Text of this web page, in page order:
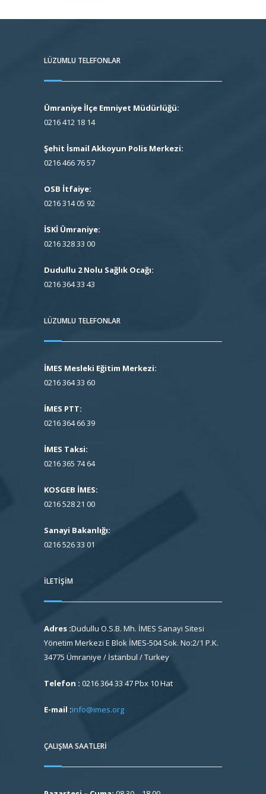
LÜZUMLU TELEFONLAR
Ümraniye İlçe Emniyet Müdürlüğü:
0216 412 18 14
Şehit İsmail Akkoyun Polis Merkezi:
0216 466 76 57
OSB İtfaiye:
0216 314 05 92
İSKİ Ümraniye:
0216 328 33 00
Dudullu 2 Nolu Sağlık Ocağı:
0216 364 33 43
LÜZUMLU TELEFONLAR
İMES Mesleki Eğitim Merkezi:
0216 364 33 60
İMES PTT:
0216 364 66 39
İMES Taksi:
0216 365 74 64
KOSGEB İMES:
0216 528 21 00
Sanayi Bakanlığı:
0216 526 33 01
İLETIŞIM
Adres :Dudullu O.S.B. Mh. İMES Sanayi Sitesi
Yönetim Merkezi E Blok İMES-504 Sok. No:2/1 P.K.
34775 Ümraniye / İstanbul / Turkey
Telefon : 0216 364 33 47 Pbx 10 Hat
E-mail :info@imes.org
ÇALIŞMA SAATLERI